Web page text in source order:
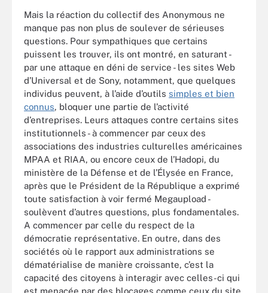
Mais la réaction du collectif des Anonymous ne
manque pas non plus de soulever de sérieuses
questions. Pour sympathiques que certains
puissent les trouver, ils ont montré, en saturant -
par une attaque en déni de service - les sites Web
d’Universal et de Sony, notamment, que quelques
individus peuvent, à l’aide d’outils simples et bien
connus, bloquer une partie de l’activité
d’entreprises. Leurs attaques contre certains sites
institutionnels - à commencer par ceux des
associations des industries culturelles américaines
MPAA et RIAA, ou encore ceux de l’Hadopi, du
ministère de la Défense et de l’Élysée en France,
après que le Président de la République a exprimé
toute satisfaction à voir fermé Megaupload -
soulèvent d’autres questions, plus fondamentales.
A commencer par celle du respect de la
démocratie représentative. En outre, dans des
sociétés où le rapport aux administrations se
dématérialise de manière croissante, c’est la
capacité des citoyens à interagir avec celles-ci qui
est menacée par des blocages comme ceux du site